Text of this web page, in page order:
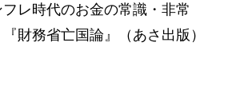
レ時代のお金の常識・非常
財務省亡国論』（あさ出版）